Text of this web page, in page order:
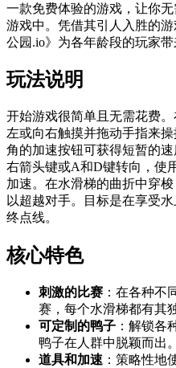
一款免费体验的游戏，让你
游戏中。凭借其引人入胜的
公园.io》为各年龄段的玩家带
玩法说明
开始游戏很简单且无需花费
左或向右触摸并拖动手指来
角的加速按钮可获得短暂的
右箭头键或A和D键转向，使
加速。在水滑梯的曲折中穿
以超越对手。目标是在享受
终点线。
核心特色
刺激的比赛 ：在各种不
赛，每个水滑梯都有其
可定制的鸭子 ：解锁各
鸭子在人群中脱颖而出。
道具和加速 ：策略性地